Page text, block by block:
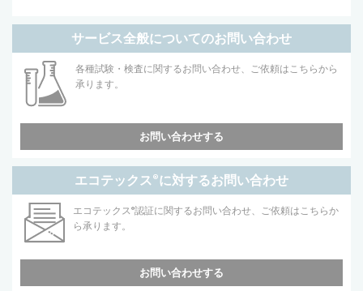
サービス全般についてのお問い合わせ
各種試験・検査に関するお問い合わせ、ご依頼はこちらから
承ります。
お問い合わせする
エコテックス®に対するお問い合わせ
エコテックス®認証に関するお問い合わせ、ご依頼はこちらか
ら承ります。
お問い合わせする